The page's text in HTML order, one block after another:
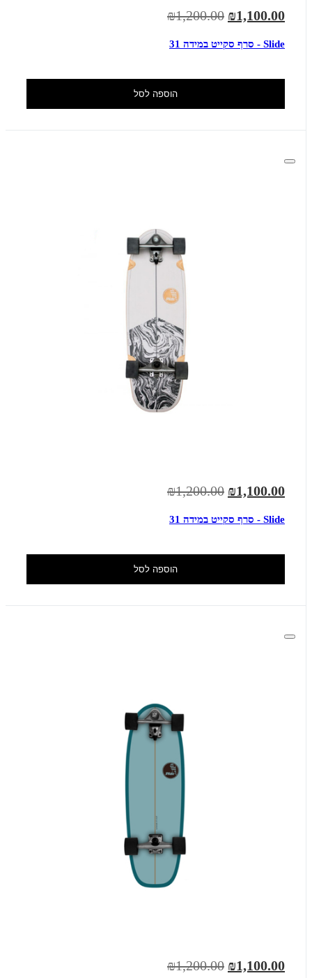
₪1,100.00
₪1,200.00
Slide - סרף סקייט במידה 31
הוספה לסל
₪1,100.00
₪1,200.00
Slide - סרף סקייט במידה 31
הוספה לסל
₪1,100.00
₪1,200.00